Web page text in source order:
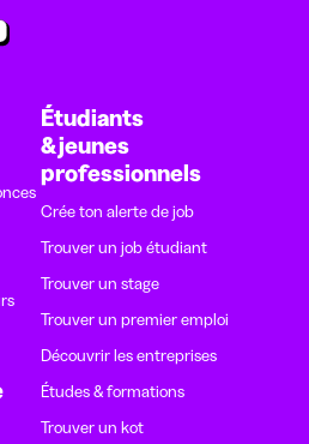
Étudiants
& jeunes
professionnels
Crée ton alerte de job
Trouver un job étudiant
Trouver un stage
Trouver un premier emploi
Découvrir les entreprises
Études & formations
Trouver un kot